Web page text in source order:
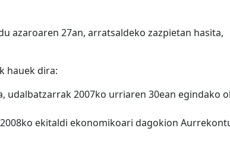
azaroaren 27an, arratsaldeko zazpietan hasita,
hauek dira:
udalbatzarrak 2007ko urriaren 30ean egindako
ekitaldi ekonomikoari dagokion